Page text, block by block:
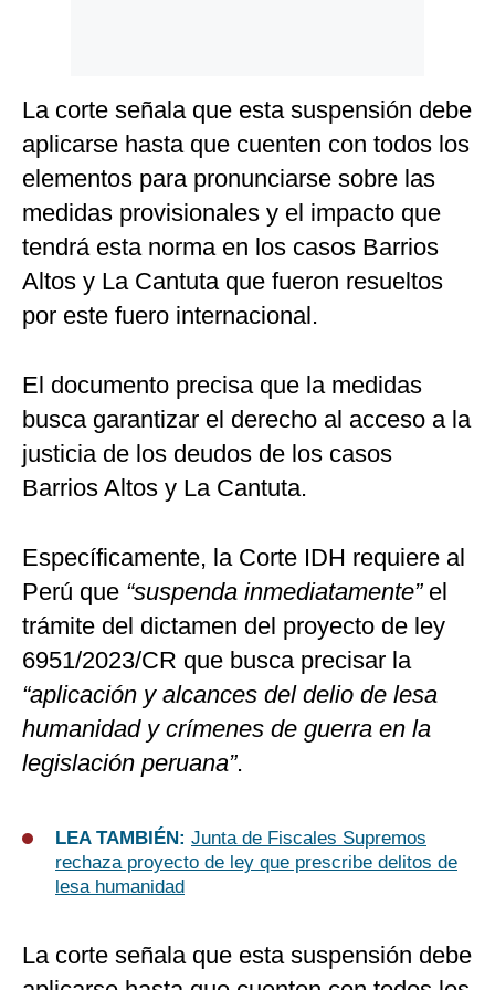
La corte señala que esta suspensión debe
aplicarse hasta que cuenten con todos los
elementos para pronunciarse sobre las
medidas provisionales y el impacto que
tendrá esta norma en los casos Barrios
Altos y La Cantuta que fueron resueltos
por este fuero internacional.
El documento precisa que la medidas
busca garantizar el derecho al acceso a la
justicia de los deudos de los casos
Barrios Altos y La Cantuta.
Específicamente, la Corte IDH requiere al
Perú que “suspenda inmediatamente” el
trámite del dictamen del proyecto de ley
6951/2023/CR que busca precisar la
“aplicación y alcances del delio de lesa
humanidad y crímenes de guerra en la
legislación peruana”.
LEA TAMBIÉN: Junta de Fiscales Supremos
rechaza proyecto de ley que prescribe delitos de
lesa humanidad
La corte señala que esta suspensión debe